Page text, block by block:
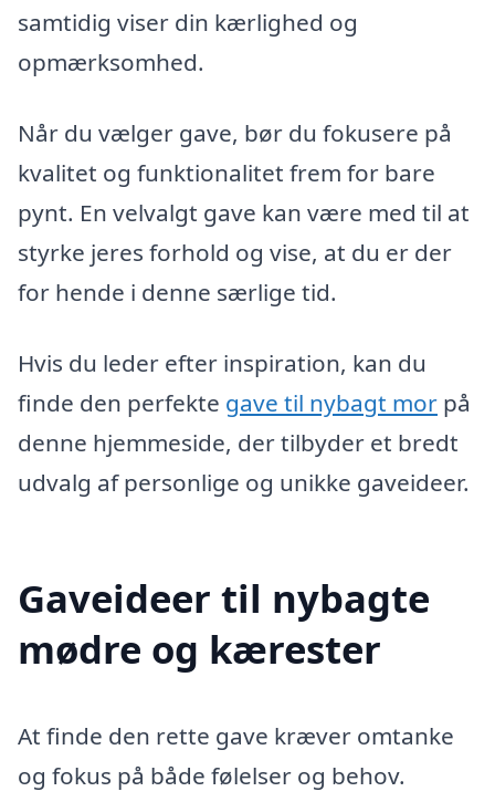
samtidig viser din kærlighed og
opmærksomhed.
Når du vælger gave, bør du fokusere på
kvalitet og funktionalitet frem for bare
pynt. En velvalgt gave kan være med til at
styrke jeres forhold og vise, at du er der
for hende i denne særlige tid.
Hvis du leder efter inspiration, kan du
finde den perfekte gave til nybagt mor på
denne hjemmeside, der tilbyder et bredt
udvalg af personlige og unikke gaveideer.
Gaveideer til nybagte
mødre og kærester
At finde den rette gave kræver omtanke
og fokus på både følelser og behov.